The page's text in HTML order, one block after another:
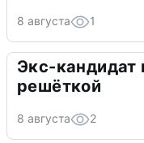
8 августа 1
Экс-кандидат
решёткой
8 августа 2